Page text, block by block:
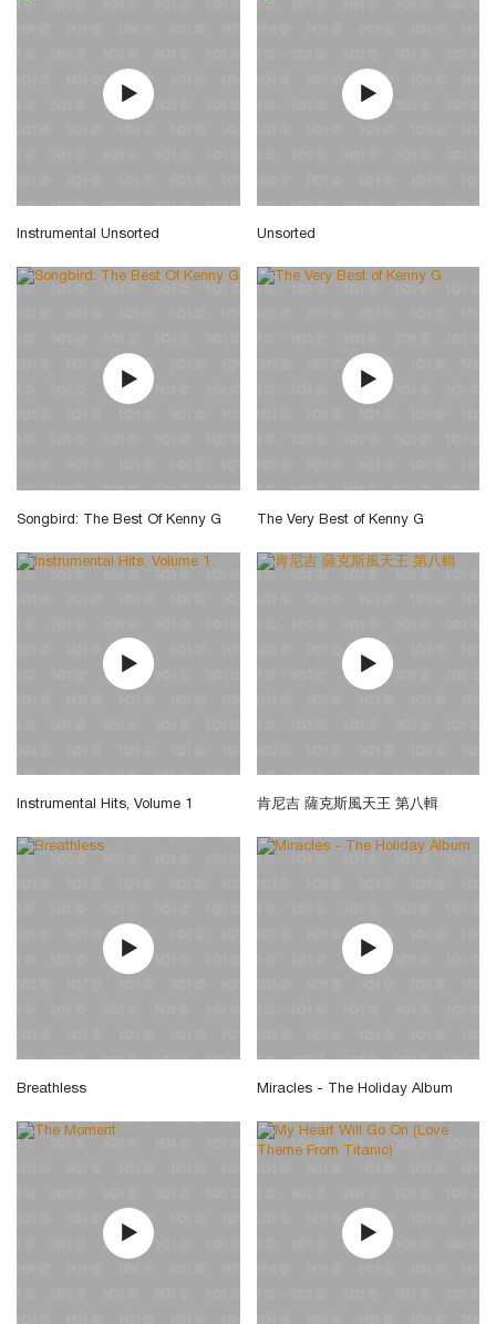
Instrumental Unsorted Unsorted
Songbird: The Best Of Kenny G The Very Best of Kenny G
Instrumental Hits, Volume 1 肯尼吉 薩克斯風天王 第八輯
Breathless Miracles - The Holiday Album